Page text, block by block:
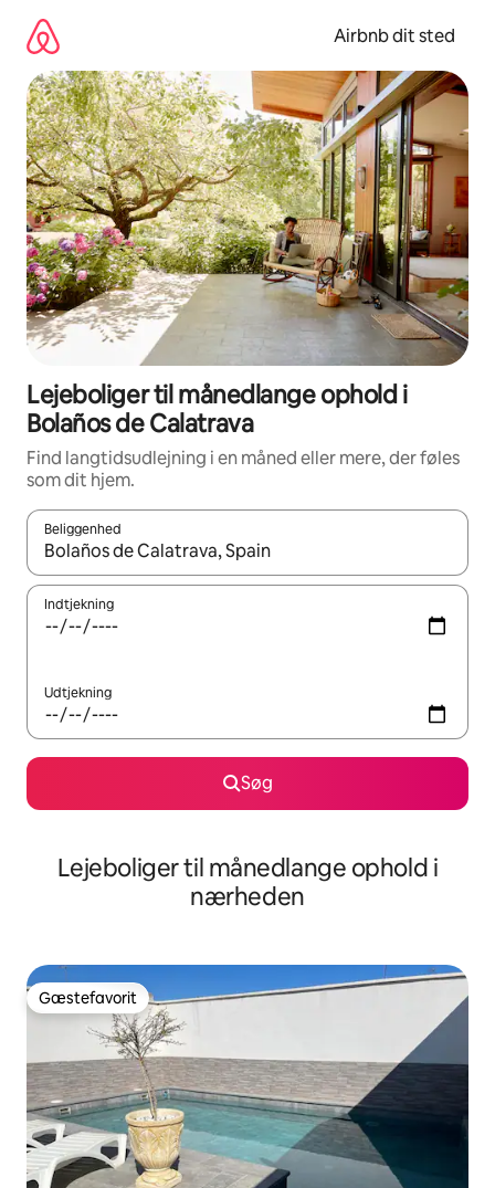
videre
indhold
Airbnb dit sted
Lejeboliger til månedlange ophold i
Bolaños de Calatrava
Find langtidsudlejning i en måned eller mere, der føles
som dit hjem.
Beliggenhed
Når resultaterne er tilgængelige, skal du navigere med
Indtjekning
Udtjekning
Søg
Lejeboliger til månedlange ophold i
nærheden
Gæstefavorit
Gæstefavorit